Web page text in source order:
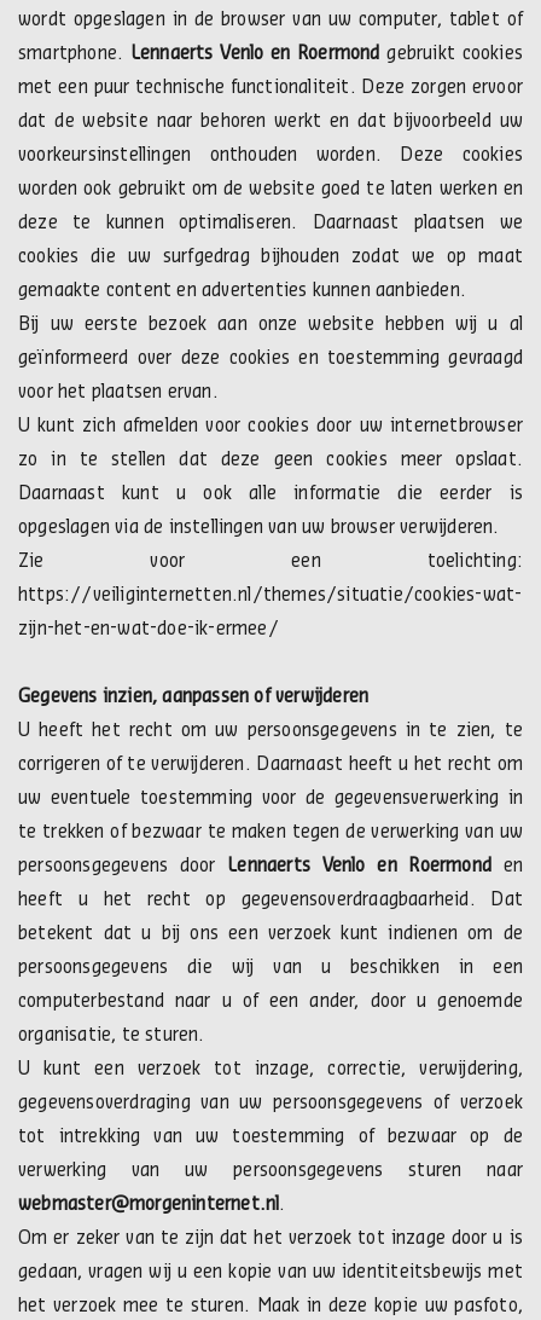
wordt opgeslagen in de browser van uw computer, tablet of
smartphone. Lennaerts Venlo en Roermond gebruikt cookies
met een puur technische functionaliteit. Deze zorgen ervoor
dat de website naar behoren werkt en dat bijvoorbeeld uw
voorkeursinstellingen onthouden worden. Deze cookies
worden ook gebruikt om de website goed te laten werken en
deze te kunnen optimaliseren. Daarnaast plaatsen we
cookies die uw surfgedrag bijhouden zodat we op maat
gemaakte content en advertenties kunnen aanbieden.
Bij uw eerste bezoek aan onze website hebben wij u al
geïnformeerd over deze cookies en toestemming gevraagd
voor het plaatsen ervan.
U kunt zich afmelden voor cookies door uw internetbrowser
zo in te stellen dat deze geen cookies meer opslaat.
Daarnaast kunt u ook alle informatie die eerder is
opgeslagen via de instellingen van uw browser verwijderen.
Zie voor een toelichting:
https://veiliginternetten.nl/themes/situatie/cookies-wat-
zijn-het-en-wat-doe-ik-ermee/
Gegevens inzien, aanpassen of verwijderen
U heeft het recht om uw persoonsgegevens in te zien, te
corrigeren of te verwijderen. Daarnaast heeft u het recht om
uw eventuele toestemming voor de gegevensverwerking in
te trekken of bezwaar te maken tegen de verwerking van uw
persoonsgegevens door Lennaerts Venlo en Roermond
en
heeft u het recht op gegevensoverdraagbaarheid. Dat
betekent dat u bij ons een verzoek kunt indienen om de
persoonsgegevens die wij van u beschikken in een
computerbestand naar u of een ander, door u genoemde
organisatie, te sturen.
U kunt een verzoek tot inzage, correctie, verwijdering,
gegevensoverdraging van uw persoonsgegevens of verzoek
tot intrekking van uw toestemming of bezwaar op de
verwerking van uw persoonsgegevens sturen naar
webmaster@morgeninternet.nl .
Om er zeker van te zijn dat het verzoek tot inzage door u is
gedaan, vragen wij u een kopie van uw identiteitsbewijs met
het verzoek mee te sturen. Maak in deze kopie uw pasfoto,